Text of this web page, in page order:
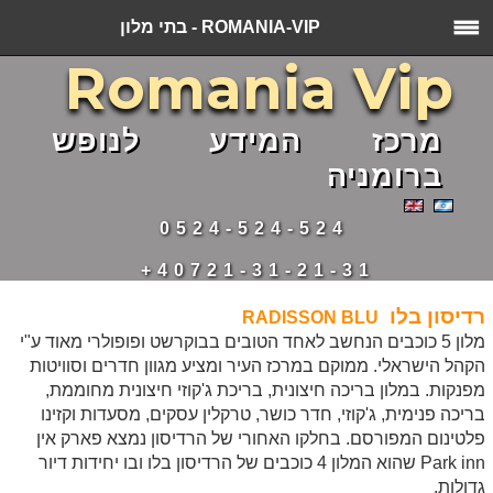
ROMANIA-VIP - בתי מלון
Romania Vip
0524-524-524
40721-31-21-31+
מרכז המידע לנופש
ברומניה
רדיסון בלו
RADISSON BLU
מלון 5 כוכבים הנחשב לאחד הטובים בבוקרשט ופופולרי מאוד ע"י
הקהל הישראלי. ממוקם במרכז העיר ומציע מגוון חדרים וסוויטות
מפנקות. במלון בריכה חיצונית, בריכת ג'קוזי חיצונית מחוממת,
בריכה פנימית, ג'קוזי, חדר כושר, טרקלין עסקים, מסעדות וקזינו
פלטינום המפורסם. בחלקו האחורי של הרדיסון נמצא פארק אין
Park inn שהוא המלון 4 כוכבים של הרדיסון בלו ובו יחידות דיור
גדולות.